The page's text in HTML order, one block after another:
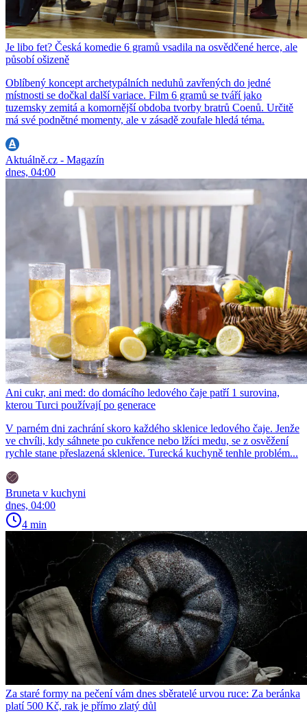
Je libo fet? Česká komedie 6 gramů vsadila na osvědčené herce, ale
působí ošizeně
Oblíbený koncept archetypálních neduhů zavřených do jedné
místnosti se dočkal další variace. Film 6 gramů se tváří jako
tuzemsky zemitá a komornější obdoba tvorby bratrů Coenů. Určitě
má své podnětné momenty, ale v zásadě zoufale hledá téma.
Aktuálně.cz - Magazín
dnes, 04:00
Ani cukr, ani med: do domácího ledového čaje patří 1 surovina,
kterou Turci používají po generace
V parném dni zachrání skoro každého sklenice ledového čaje. Jenže
ve chvíli, kdy sáhnete po cukřence nebo lžíci medu, se z osvěžení
rychle stane přeslazená sklenice. Turecká kuchyně tenhle problém...
Bruneta v kuchyni
dnes, 04:00
4 min
Za staré formy na pečení vám dnes sběratelé urvou ruce: Za beránka
platí 500 Kč, rak je přímo zlatý důl